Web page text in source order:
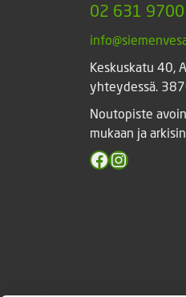
02 631 9700
Keskuskatu 40,
yhteydessä.
Noutopiste
mukaan ja
Facebook
Instagram